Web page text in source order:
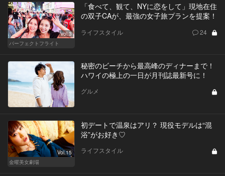
Vol.3
パーフェクトフライト
「食べて、観て、NYに恋をして」現地在住
の双子CAが、最強の女子旅プランを提案！
ライフスタイル 24
秘密のビーチから最高峰のディナーまで！
ハワイの極上の一日が月刊誌最新号に！
グルメ
Vol.15
金曜美女劇場
初デートで温泉はアリ？ 現役モデルは“混
浴”がお好き♡
ライフスタイル